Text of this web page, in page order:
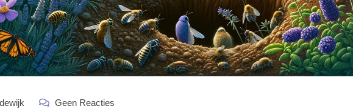
Geen Reacties